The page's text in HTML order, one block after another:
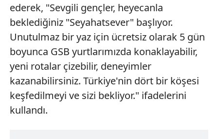
ederek, "Sevgili gençler, heyecanla
beklediğiniz "Seyahatsever" başlıyor.
Unutulmaz bir yaz için ücretsiz olarak 5 gün
boyunca GSB yurtlarımızda konaklayabilir,
yeni rotalar çizebilir, deneyimler
kazanabilirsiniz. Türkiye'nin dört bir köşesi
keşfedilmeyi ve sizi bekliyor." ifadelerini
kullandı.